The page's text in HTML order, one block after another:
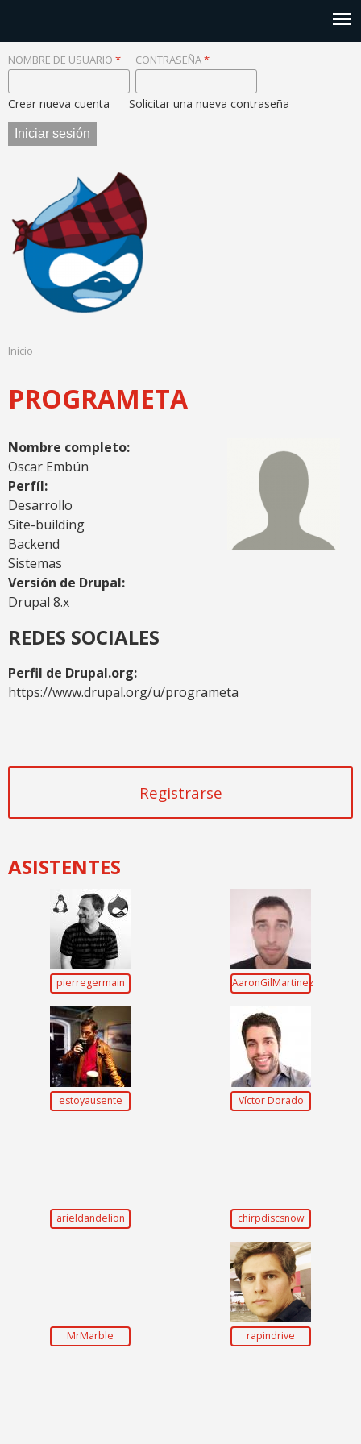
NOMBRE DE USUARIO * CONTRASEÑA*
Crear nueva cuenta Solicitar una nueva contraseña
Inicio
PROGRAMETA
Nombre completo:
Oscar Embún
Perfíl:
Desarrollo
Site-building
Backend
Sistemas
Versión de Drupal:
Drupal 8.x
REDES SOCIALES
Perfil de Drupal.org:
https://www.drupal.org/u/programeta
Registrarse
ASISTENTES
pierregermain AaronGilMartinez
estoyausente Víctor Dorado
arieldandelion chirpdiscsnow
MrMarble rapindrive